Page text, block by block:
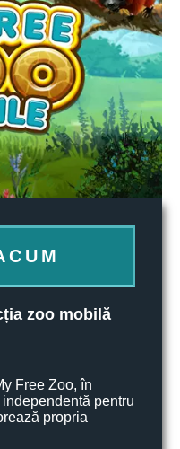
zoo mobilă
Free Zoo, în
pentru
propria